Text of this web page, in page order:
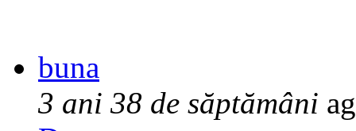
buna
3 ani 38 de săptămâni